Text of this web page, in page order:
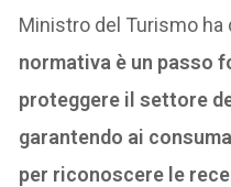
Ministro del Turismo ha
normativa è un passo
proteggere il settore
garantendo ai
per riconoscere le